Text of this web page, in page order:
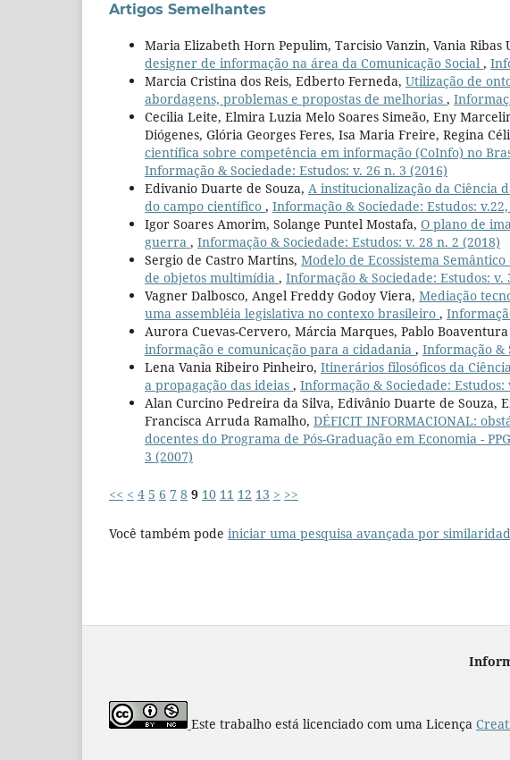
Artigos Semelhantes
Maria Elizabeth Horn Pepulim, Tarcisio Vanzin, Vania
designer de informação na área da Comunicação Social ,
Marcia Cristina dos Reis, Edberto Ferneda, Utilização de
abordagens, problemas e propostas de melhorias ,
Cecilia Leite, Elmira Luzia Melo Soares Simeão, Eny
Diógenes, Glória Georges Feres, Isa Maria Freire, Regina
científica sobre competência em informação (CoInfo) no
Informação & Sociedade: Estudos: v. 26 n. 3 (2016)
Edivanio Duarte de Souza, A institucionalização da Ciência
do campo científico , Informação & Sociedade: Estudos:
Igor Soares Amorim, Solange Puntel Mostafa, O plano de
guerra , Informação & Sociedade: Estudos: v. 28 n. 2 (2018)
Sergio de Castro Martins, Modelo de Ecossistema
de objetos multimídia , Informação & Sociedade: Estudos: v.
Vagner Dalbosco, Angel Freddy Godoy Viera, Mediação
uma assembléia legislativa no contexo brasileiro ,
Aurora Cuevas-Cervero, Márcia Marques, Pablo Boaventura
informação e comunicação para a cidadania , Informação &
Lena Vania Ribeiro Pinheiro, Itinerários filosóficos da
a propagação das ideias , Informação & Sociedade: Estudos:
Alan Curcino Pedreira da Silva, Edivânio Duarte de Souza,
Francisca Arruda Ramalho, DÉFICIT INFORMACIONAL:
docentes do Programa de Pós-Graduação em Economia -
3 (2007)
<< < 4 5 6 7 8 9 10 11 12 13 > >>
Você também pode iniciar uma pesquisa avançada por
Este trabalho está licenciado com uma Licença